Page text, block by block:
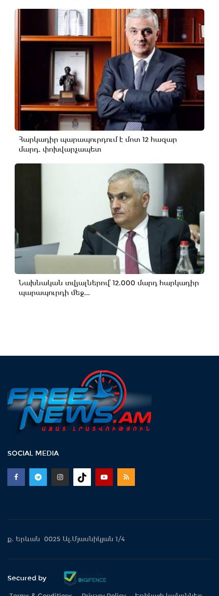
Հարկադիր պարապուրդում է մոտ 12 հազար
մարդ. փոխվարչապետ
Նախնական տվյալներով՝ 12.000 մարդ հարկադիր
պարապուրդի մեջ...
SOCIAL MEDIA
ք. Երևան 0025 Ալ.Մյասնիկյան 1/4
Secured by